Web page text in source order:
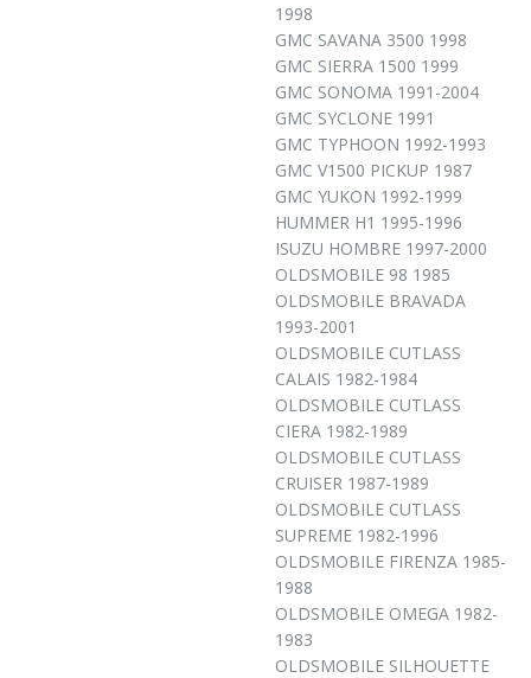
1998
GMC SAVANA 3500 1998
GMC SIERRA 1500 1999
GMC SONOMA 1991-2004
GMC SYCLONE 1991
GMC TYPHOON 1992-1993
GMC V1500 PICKUP 1987
GMC YUKON 1992-1999
HUMMER H1 1995-1996
ISUZU HOMBRE 1997-2000
OLDSMOBILE 98 1985
OLDSMOBILE BRAVADA
1993-2001
OLDSMOBILE CUTLASS
CALAIS 1982-1984
OLDSMOBILE CUTLASS
CIERA 1982-1989
OLDSMOBILE CUTLASS
CRUISER 1987-1989
OLDSMOBILE CUTLASS
SUPREME 1982-1996
OLDSMOBILE FIRENZA 1985-
1988
OLDSMOBILE OMEGA 1982-
1983
OLDSMOBILE SILHOUETTE